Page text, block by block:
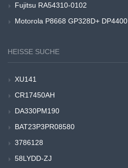
Fujitsu RA54310-0102
Motorola P8668 GP328D+ DP4400
HEISSE SUCHE
XU141
CR17450AH
DA330PM190
BAT23P3PR08580
3786128
58LYDD-ZJ